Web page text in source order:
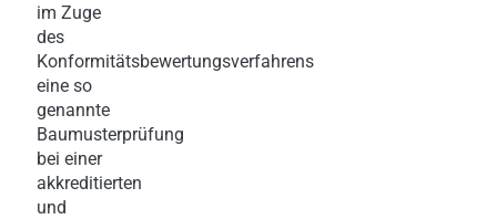
im Zuge
des
Konformitätsbewertungsverfahrens
eine so
genannte
Baumusterprüfung
bei einer
akkreditierten
und